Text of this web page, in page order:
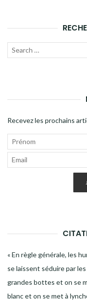
Recherche
Recevez les prochains
« En règle générale, les
se laissent séduire par
grandes bottes et on se
blanc et on se met à